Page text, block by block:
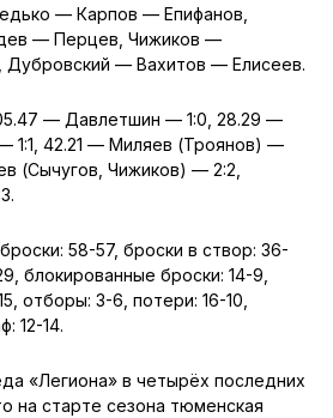
— Карпов — Епифанов,
— Перцев, Чижиков —
Дубровский — Вахитов — Елисеев.
— Давлетшин — 1:0, 28.29 —
1:1, 42.21 — Миляев (Троянов) —
(Сычугов, Чижиков) — 2:2,
броски: 58-57, броски в створ: 36-
блокированные броски: 14-9,
отборы: 3-6, потери: 16-10,
12-14.
«Легиона» в четырёх последних
на старте сезона тюменская